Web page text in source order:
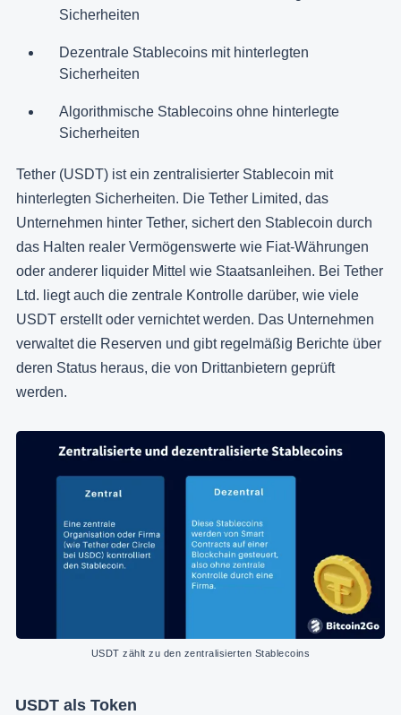
Sicherheiten
Dezentrale Stablecoins mit hinterlegten
Sicherheiten
Algorithmische Stablecoins ohne hinterlegte
Sicherheiten
Tether (USDT) ist ein zentralisierter Stablecoin mit
hinterlegten Sicherheiten. Die Tether Limited, das
Unternehmen hinter Tether, sichert den Stablecoin durch
das Halten realer Vermögenswerte wie Fiat-Währungen
oder anderer liquider Mittel wie Staatsanleihen. Bei Tether
Ltd. liegt auch die zentrale Kontrolle darüber, wie viele
USDT erstellt oder vernichtet werden. Das Unternehmen
verwaltet die Reserven und gibt regelmäßig Berichte über
deren Status heraus, die von Drittanbietern geprüft
werden​.
USDT zählt zu den zentralisierten Stablecoins
USDT als Token